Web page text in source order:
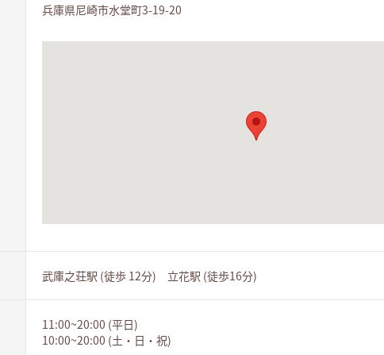
兵庫県尼崎市水堂町3-19-20
武庫之荘駅 (徒歩 12分) 立花駅 (徒歩16分)
11:00~20:00 (平日)
10:00~20:00 (土・日・祝)